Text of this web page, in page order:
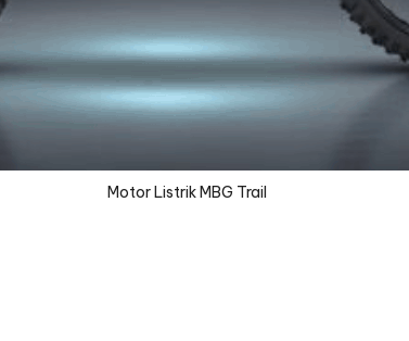
Motor Listrik MBG Trail